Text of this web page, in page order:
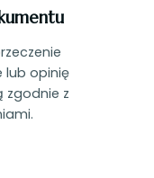
lub opinię
zgodnie z